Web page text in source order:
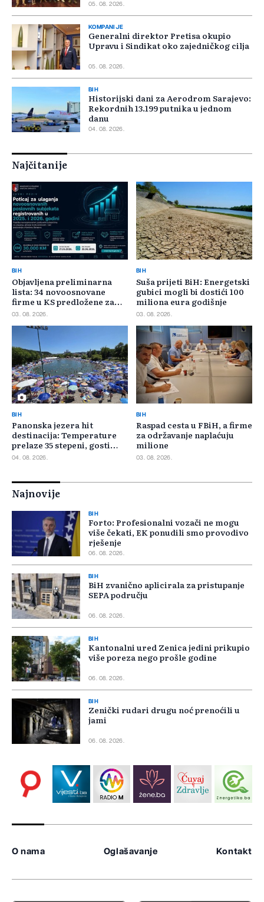
05. 08. 2026.
KOMPANIJE
Generalni direktor Pretisa okupio
Upravu i Sindikat oko zajedničkog cilja
05. 08. 2026.
BIH
Historijski dani za Aerodrom Sarajevo:
Rekordnih 13.199 putnika u jednom
danu
04. 08. 2026.
Najčitanije
BIH
Objavljena preliminarna
lista: 34 novoosnovane
firme u KS predložene za
400.000 KM poticaja
03. 08. 2026.
BIH
Suša prijeti BiH: Energetski
gubici mogli bi dostići 100
miliona eura godišnje
03. 08. 2026.
BIH
Panonska jezera hit
destinacija: Temperature
prelaze 35 stepeni, gosti
pristižu iz cijele regije
04. 08. 2026.
BIH
Raspad cesta u FBiH, a firme
za održavanje naplaćuju
milione
03. 08. 2026.
Najnovije
BIH
Forto: Profesionalni vozači ne mogu
više čekati, EK ponudili smo provodivo
rješenje
06. 08. 2026.
BIH
BiH zvanično aplicirala za pristupanje
SEPA području
06. 08. 2026.
BIH
Kantonalni ured Zenica jedini prikupio
više poreza nego prošle godine
06. 08. 2026.
BIH
Zenički rudari drugu noć prenoćili u
jami
06. 08. 2026.
O nama Oglašavanje Kontakt